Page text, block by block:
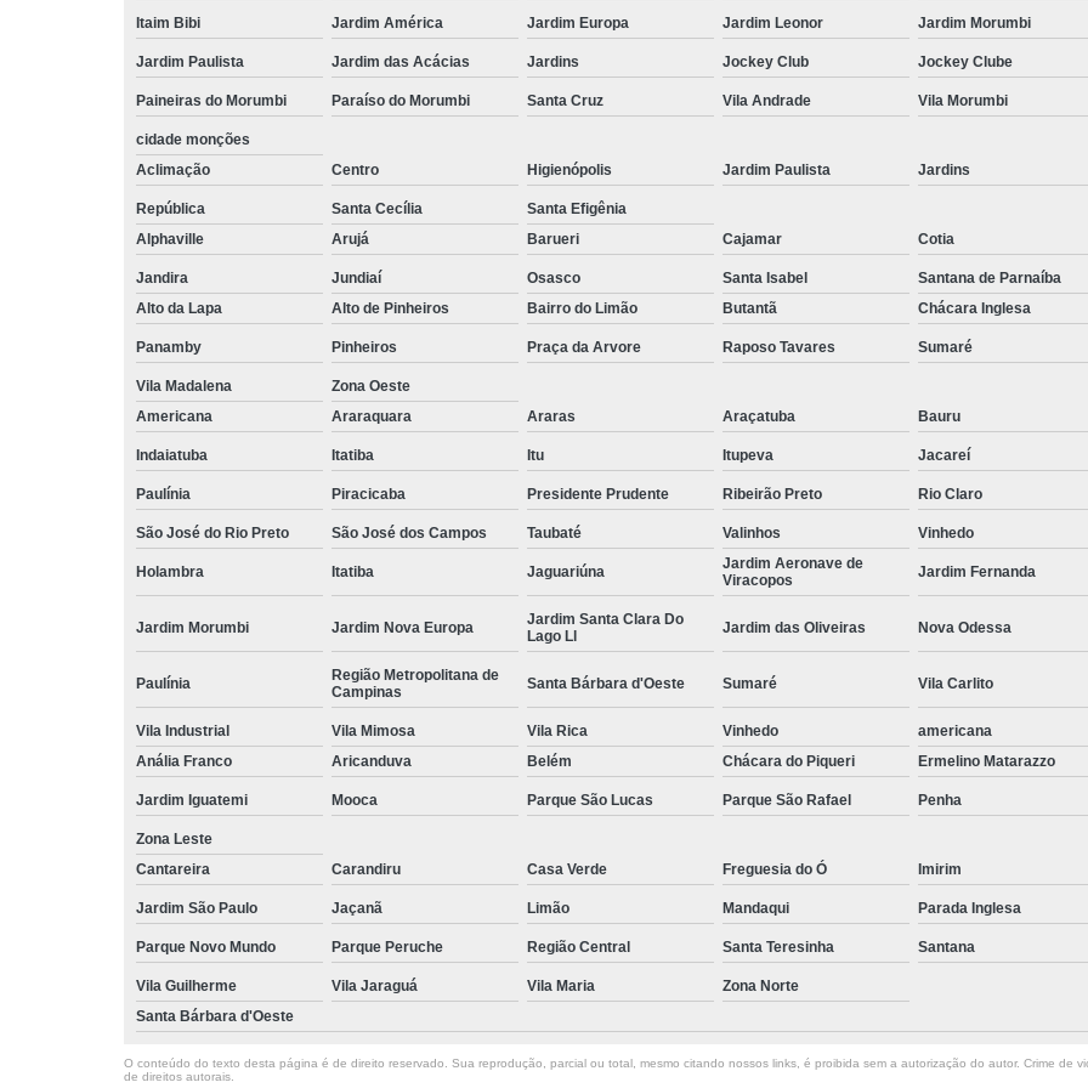
Corrimão Inox Quadrado
Corte a Laser Chapa Aço
Corte a Laser Oxigênio
Solda a Laser
Corte a Laser em Chapa de
Corte de Chapa Inox a Laser
Curvamento de Tubos
Curvamento de Tubos a
Curvamento de Tubos de Aço
Curvamento de Tubos
Curvamento de Tubos Industrial
Dobra Chapa de Alumínio
Dobra de Chapa de
Dobra de Tubo Redondo
Dobra Tubo com Maçarico
Dobra Tubo Quadrado
Empresa de Corte a Laser
Empresa de Corte a Laser Chapa
Itaim Bibi Jardim América Jardim Europa Jardim Leonor Jardim Morumbi
Jardim Paulista Jardim das Acácias Jardins Jockey Club Jockey Clube
Paineiras do Morumbi Paraíso do Morumbi Santa Cruz Vila Andrade Vila Morumbi
cidade monções
Aclimação
Centro Higienópolis Jardim Paulista Jardins
República Santa Cecília
Santa Efigênia
Alphaville
Arujá Barueri Cajamar Cotia
Jandira Jundiaí Osasco Santa Isabel Santana de Parnaíba
Alto da Lapa
Alto de Pinheiros Bairro do Limão Butantã Chácara Inglesa
Panamby Pinheiros Praça da Arvore Raposo Tavares Sumaré
Vila Madalena
Zona Oeste
Americana
Araraquara Araras Araçatuba Bauru
Indaiatuba Itatiba Itu Itupeva Jacareí
Paulínia Piracicaba Presidente Prudente Ribeirão Preto Rio Claro
São José do Rio Preto São José dos Campos Taubaté Valinhos Vinhedo
Holambra Itatiba Jaguariúna
Jardim Aeronave de
Viracopos
Jardim Fernanda
Jardim Morumbi Jardim Nova Europa
Jardim Santa Clara Do
Lago Ll
Jardim das Oliveiras Nova Odessa
Paulínia
Região Metropolitana de
Campinas
Santa Bárbara d'Oeste Sumaré Vila Carlito
Vila Industrial Vila Mimosa Vila Rica Vinhedo
americana
Anália Franco
Aricanduva Belém Chácara do Piqueri Ermelino Matarazzo
Jardim Iguatemi Mooca Parque São Lucas Parque São Rafael Penha
Zona Leste
Cantareira
Carandiru Casa Verde Freguesia do Ó Imirim
Jardim São Paulo Jaçanã Limão Mandaqui Parada Inglesa
Parque Novo Mundo Parque Peruche Região Central Santa Teresinha Santana
Vila Guilherme Vila Jaraguá Vila Maria
Zona Norte
Santa Bárbara d'Oeste
O conteúdo do texto desta página é de direito reservado. Sua reprodução, parcial ou total, mesmo citando nossos links, é proibida sem a autorização do autor. Crime de
de direitos autorais